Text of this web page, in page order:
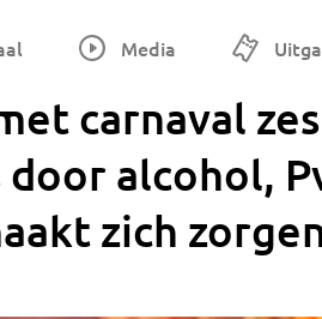
Media
carnaval
alcohol,
zich